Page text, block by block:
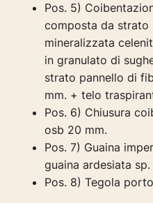
Pos. 5)
composta da strato
mineralizzata
in granulato di
strato pannello di
mm. + telo
Pos. 6) Chiusura
osb 20 mm.
Pos. 7) Guaina
guaina ardesiata sp.
Pos. 8) Tegola